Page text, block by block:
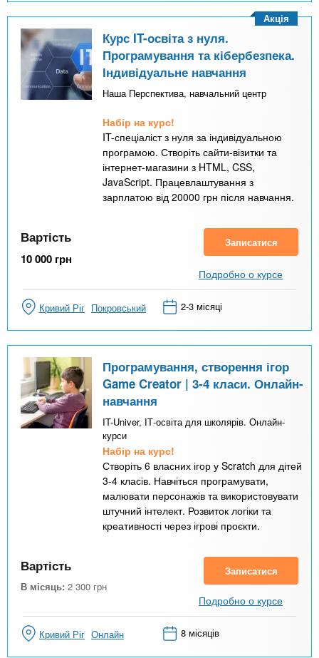
Курс IT-освіта з нуля.
Програмування та кібербезпека.
Індивідуальне навчання
Наша Перспектива, навчальний центр
Набір на курс!
IT-спеціаліст з нуля за індивідуальною
програмою. Створіть сайти-візитки та
інтернет-магазини з HTML, CSS,
JavaScript. Працевлаштування з
зарплатою від 20000 грн після навчання.
Акція
Вартість
10 000 грн
Записатися
Подробно о курсе
Кривий Ріг Покровський 2-3 місяці
Програмування, створення ігор
Game Creator | 3-4 класи. Онлайн-
навчання
IT-Univer, ІТ-освіта для школярів. Онлайн-
курси
Набір на курс!
Створіть 6 власних ігор у Scratch для дітей
3-4 класів. Навчіться програмувати,
малювати персонажів та використовувати
штучний інтелект. Розвиток логіки та
креативності через ігрові проєкти.
Вартість
В місяць: 2 300 грн
Записатися
Подробно о курсе
Кривий Ріг Онлайн 8 місяців